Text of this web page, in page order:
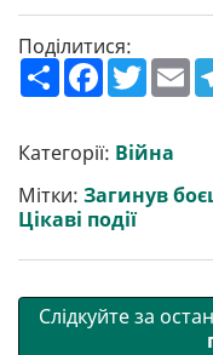
Поділитися:
П
о
р
и
т
и
F
a
b
o
o
k
T
w
t
e
r
E
m
Категорії: Війна
Мітки: Загинув
Цікаві події
Слідкуйте за